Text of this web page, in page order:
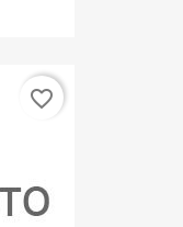
favorite_border